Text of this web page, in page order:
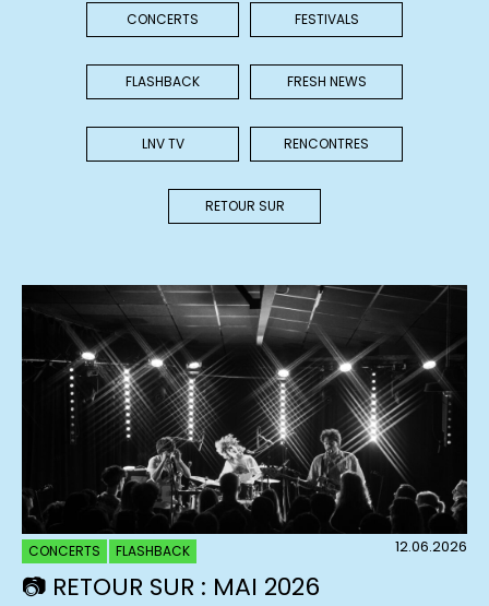
CONCERTS FESTIVALS
FLASHBACK FRESH NEWS
LNV TV RENCONTRES
RETOUR SUR
CONCERTS FLASHBACK 12.06.2026
📷 RETOUR SUR : MAI 2026